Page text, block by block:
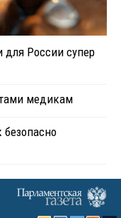
для России супер
медикам
безопасно